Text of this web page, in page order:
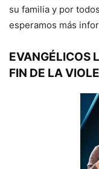
su familia y por
esperamos más
EVANGÉLICOS
FIN DE LA